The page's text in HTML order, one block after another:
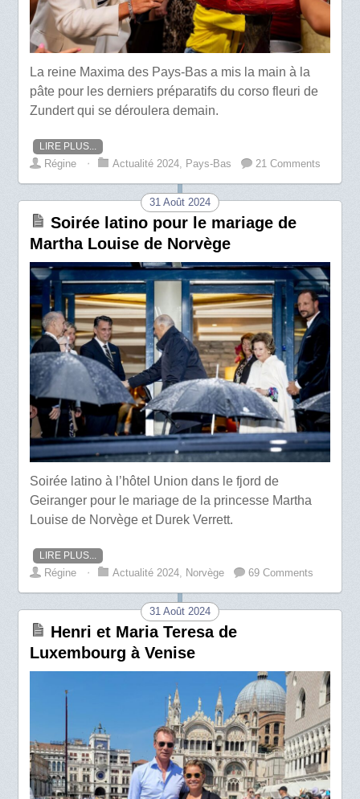
La reine Maxima des Pays-Bas a mis la main à la
pâte pour les derniers préparatifs du corso fleuri de
Zundert qui se déroulera demain.
LIRE PLUS...
Régine ⋅ Actualité 2024, Pays-Bas 21 Comments
31 Août 2024
Soirée latino pour le mariage de
Martha Louise de Norvège
Soirée latino à l’hôtel Union dans le fjord de
Geiranger pour le mariage de la princesse Martha
Louise de Norvège et Durek Verrett.
LIRE PLUS...
Régine ⋅ Actualité 2024 Norvège 69 Comments
31 Août 2024
Henri et Maria Teresa de
Luxembourg à Venise